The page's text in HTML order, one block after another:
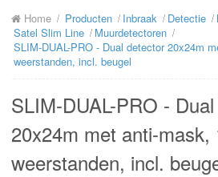
OVER ONS
NIEUWS
SUPPORT
RMA
Home Producten Inbraak Detectie
Satel Slim Line
Muurdetectoren
SLIM-DUAL-PRO - Dual detector 20x24m
weerstanden, incl. beugel
SLIM-DUAL-PRO -
20x24m met anti-mask,
weerstanden, incl.